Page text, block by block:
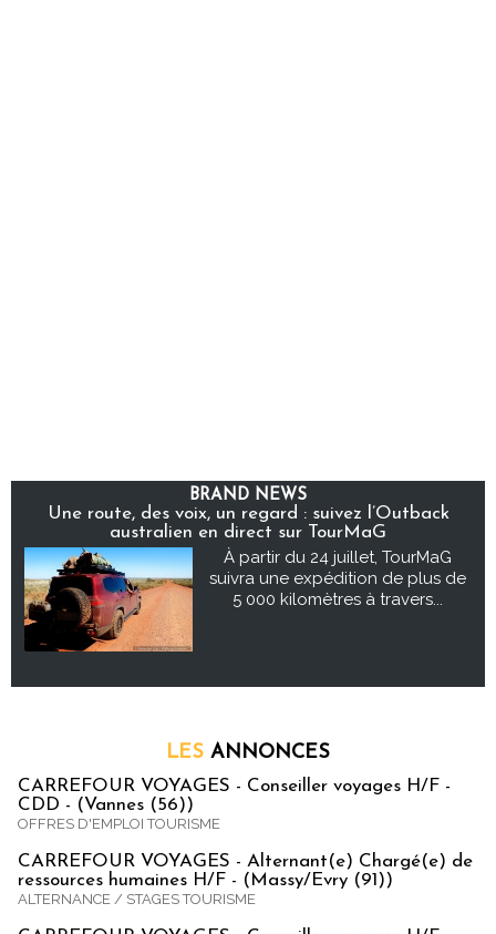
BRAND NEWS
Une route, des voix, un regard : suivez l’Outback
australien en direct sur TourMaG
À partir du 24 juillet, TourMaG
suivra une expédition de plus de
5 000 kilomètres à travers...
LES ANNONCES
CARREFOUR VOYAGES - Conseiller voyages H/F -
CDD - (Vannes (56))
OFFRES D'EMPLOI TOURISME
CARREFOUR VOYAGES - Alternant(e) Chargé(e) de
ressources humaines H/F - (Massy/Evry (91))
ALTERNANCE / STAGES TOURISME